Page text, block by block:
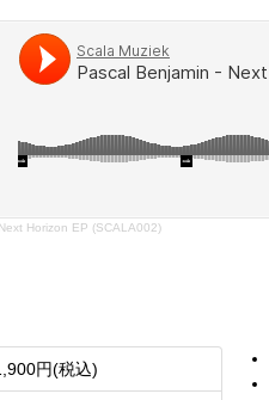
Horizon EP (SCALA002)
円(税込)